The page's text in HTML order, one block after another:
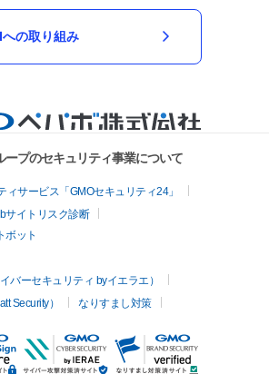
の取り組み
ープのセキュリティ事業について
サービス「GMOセキュリティ24」
サイトリスク診断
ボット
バーセキュリティ byイエラエ）
Security）
なりすまし対策